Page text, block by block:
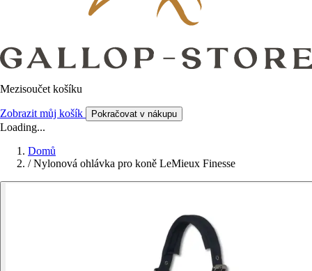
Mezisoučet košíku
Zobrazit můj košík Pokračovat v nákupu
Loading...
Domů
/ Nylonová ohlávka pro koně LeMieux Finesse